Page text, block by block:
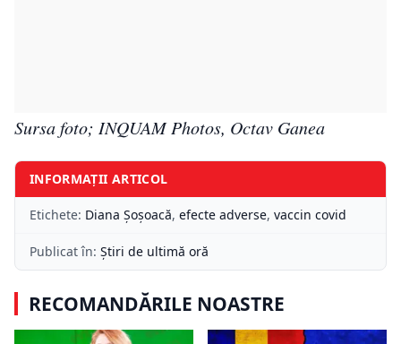
Sursa foto; INQUAM Photos, Octav Ganea
INFORMAȚII ARTICOL
Etichete: Diana Șoșoacă, efecte adverse, vaccin covid
Publicat în: Știri de ultimă oră
RECOMANDĂRILE NOASTRE